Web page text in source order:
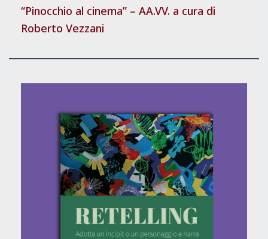
“Pinocchio al cinema” – AA.VV. a cura di
Roberto Vezzani